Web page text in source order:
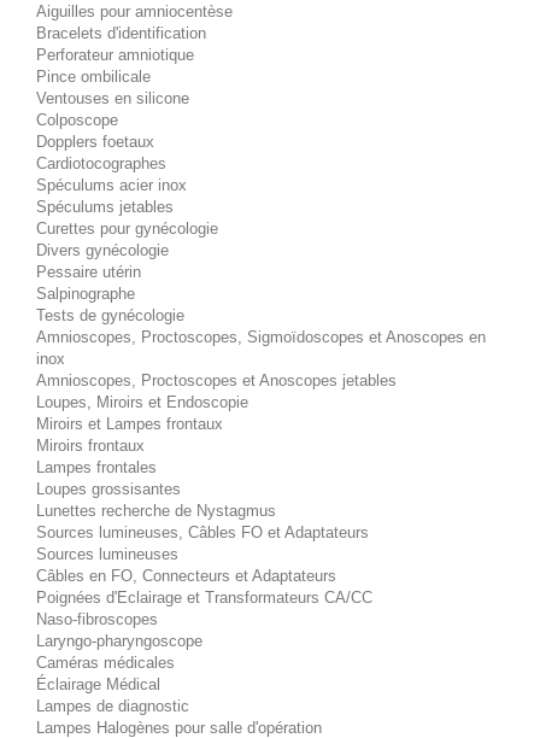
Aiguilles pour amniocentèse
Bracelets d'identification
Perforateur amniotique
Pince ombilicale
Ventouses en silicone
Colposcope
Dopplers foetaux
Cardiotocographes
Spéculums acier inox
Spéculums jetables
Curettes pour gynécologie
Divers gynécologie
Pessaire utérin
Salpinographe
Tests de gynécologie
Amnioscopes, Proctoscopes, Sigmoïdoscopes et Anoscopes en
inox
Amnioscopes, Proctoscopes et Anoscopes jetables
Loupes, Miroirs et Endoscopie
Miroirs et Lampes frontaux
Miroirs frontaux
Lampes frontales
Loupes grossisantes
Lunettes recherche de Nystagmus
Sources lumineuses, Câbles FO et Adaptateurs
Sources lumineuses
Câbles en FO, Connecteurs et Adaptateurs
Poignées d'Eclairage et Transformateurs CA/CC
Naso-fibroscopes
Laryngo-pharyngoscope
Caméras médicales
Éclairage Médical
Lampes de diagnostic
Lampes Halogènes pour salle d'opération